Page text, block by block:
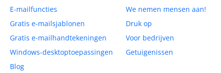
E-mailfuncties
Gratis e-mailsjablonen
Gratis e-mailhandtekeningen
Windows-desktoptoepassingen
Blog
We nemen mensen aan!
Druk op
Voor bedrijven
Getuigenissen